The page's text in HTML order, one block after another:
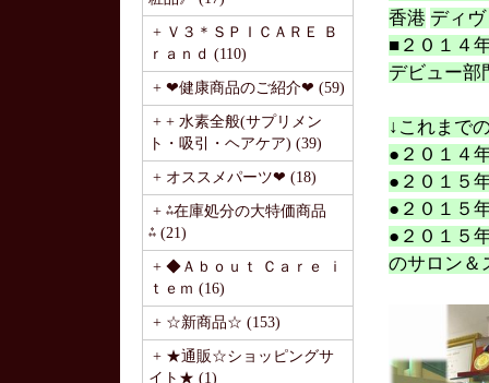
+ Ｖ３＊ＳＰＩＣＡＲＥ Ｂ
ｒａｎｄ (110)
+ ❤健康商品のご紹介❤ (59)
+ + 水素全般(サプリメン
ト・吸引・ヘアケア) (39)
+ オススメパーツ❤ (18)
+ ⁂在庫処分の大特価商品
⁂ (21)
+ ◆Ａｂｏｕｔ Ｃａｒｅ ｉ
ｔｅｍ (16)
+ ☆新商品☆ (153)
+ ★通販☆ショッピングサ
イト★ (1)
香港 ディ
■２０１４
デビュー
↓これまで
●２０１４
●２０１５
●２０１５
●２０１５
のサロン＆